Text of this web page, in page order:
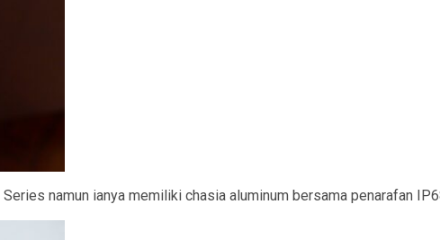
namun ianya memiliki chasia aluminum bersama penarafan